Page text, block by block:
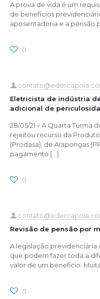
A prova de vida é um
de benefícios
aposentadoria e a pensão
0
Eletricista de indústria
adicional de
28/05/21 – A Quarta Turma
rejeitou recurso da
(Prodasa), de Arapongas
pagamento […]
0
Revisão de pensão por
A legislação
que podem fazer toda a
valor de um benefício.
0